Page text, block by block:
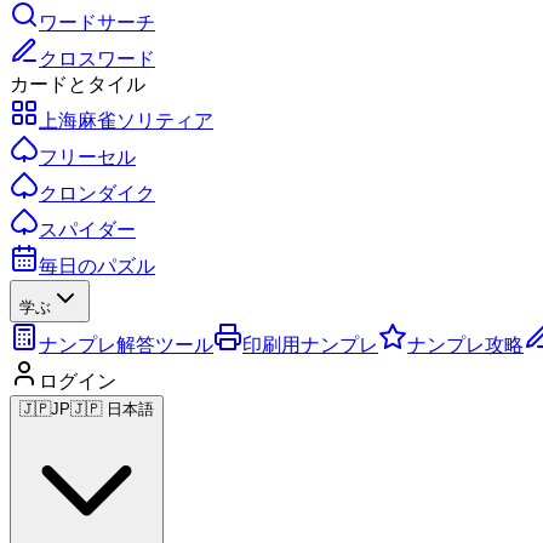
ワードサーチ
クロスワード
カードとタイル
上海麻雀ソリティア
フリーセル
クロンダイク
スパイダー
毎日のパズル
学ぶ
ナンプレ解答ツール 印刷用ナンプレ ナンプレ攻略
ログイン
🇯🇵JP🇯🇵 日本語